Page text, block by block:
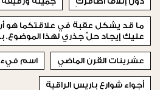
ما قد يشكل عقبة في علاقتكما هو
عليك إيجاد حلّ جذري لهذا الموضوع.
عشرينات القرن الماضي اسم فيء
أجواء شوارع باريس الراقية